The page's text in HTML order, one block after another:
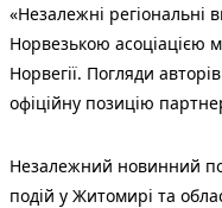
«Незалежні регіональні
Норвезькою асоціацією
Норвегії. Погляди
офіційну позицію
Незалежний новинний
подій у Житомирі та